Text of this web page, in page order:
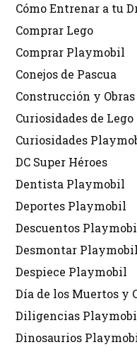
Cómo Entrenar a tu
Comprar Lego
Comprar Playmobil
Conejos de Pascua
Construcción y
Curiosidades de Lego
Curiosidades
DC Super Héroes
Dentista Playmobil
Deportes Playmobil
Descuentos
Desmontar
Despiece Playmobil
Día de los Muertos y
Diligencias
Dinosaurios